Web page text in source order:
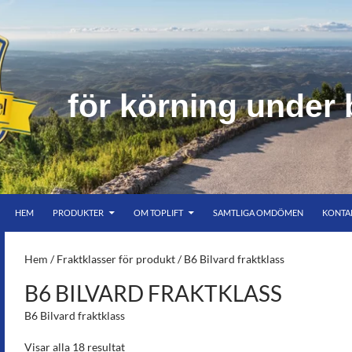
för körning under
bar himmel
HEM
PRODUKTER OM TOPLIFT SAMTLIGA OMDÖMEN
Hem / Fraktklasser för produkt / B6 Bilvard fraktklass
B6 BILVARD FRAKTKLASS
B6 Bilvard fraktklass
Visar alla 18 resultat